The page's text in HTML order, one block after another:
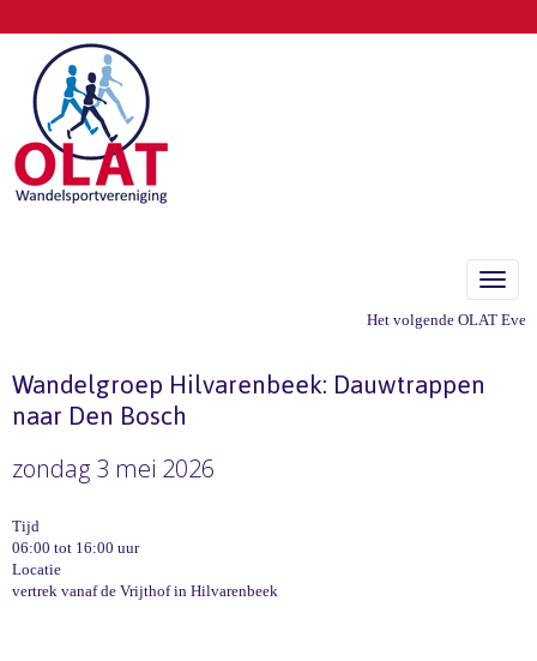
Het volgende OLAT
Wandelgroep Hilvarenbeek: Dauwtrappen
naar Den Bosch
zondag 3 mei 2026
Tijd
06:00 tot 16:00 uur
Locatie
vertrek vanaf de Vrijthof in Hilvarenbeek